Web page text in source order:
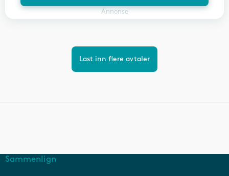
Annonse
Last inn flere avtaler
Sammenlign